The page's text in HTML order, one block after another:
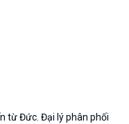
từ Đức. Đại lý phân phối